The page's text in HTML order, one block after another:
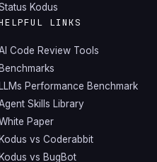
Kodus
LINKS
Code Review Tools
Benchmarks
LLMs Performance Benchmark
Skills Library
Paper
Kodus vs Coderabbit
Kodus vs BugBot